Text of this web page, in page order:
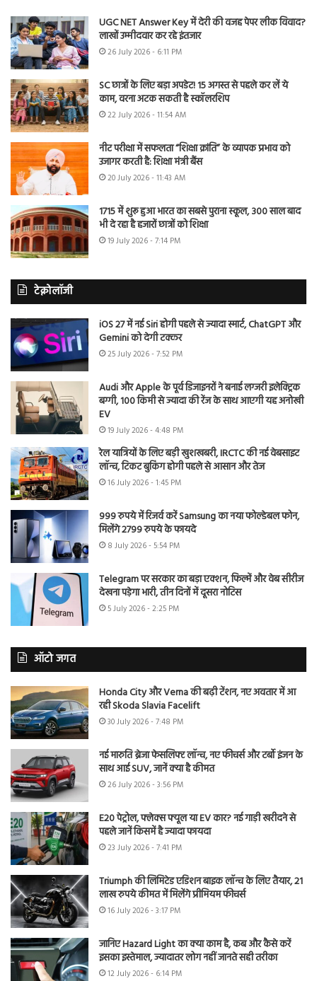
UGC NET Answer Key में देरी की वजह पेपर लीक विवाद?
लाखों उम्मीदवार कर रहे इंतजार
26 July 2026 - 6:11 PM
SC छात्रों के लिए बड़ा अपडेट! 15 अगस्त से पहले कर लें ये
काम, वरना अटक सकती है स्कॉलरशिप
22 July 2026 - 11:54 AM
नीट परीक्षा में सफलता “शिक्षा क्रांति” के व्यापक प्रभाव को
उजागर करती है: शिक्षा मंत्री बैंस
20 July 2026 - 11:43 AM
1715 में शुरू हुआ भारत का सबसे पुराना स्कूल, 300 साल बाद
भी दे रहा है हजारों छात्रों को शिक्षा
19 July 2026 - 7:14 PM
टेक्नोलॉजी
iOS 27 में नई Siri होगी पहले से ज्यादा स्मार्ट, ChatGPT और
Gemini को देगी टक्कर
25 July 2026 - 7:52 PM
Audi और Apple के पूर्व डिजाइनरों ने बनाई लग्जरी इलेक्ट्रिक
बग्गी, 100 किमी से ज्यादा की रेंज के साथ आएगी यह अनोखी
EV
19 July 2026 - 4:48 PM
रेल यात्रियों के लिए बड़ी खुशखबरी, IRCTC की नई वेबसाइट
लॉन्च, टिकट बुकिंग होगी पहले से आसान और तेज
16 July 2026 - 1:45 PM
999 रुपये में रिजर्व करें Samsung का नया फोल्डेबल फोन,
मिलेंगे 2799 रुपये के फायदे
8 July 2026 - 5:54 PM
Telegram पर सरकार का बड़ा एक्शन, फिल्में और वेब सीरीज
देखना पड़ेगा भारी, तीन दिनों में दूसरा नोटिस
5 July 2026 - 2:25 PM
ऑटो जगत
Honda City और Verna की बढ़ी टेंशन, नए अवतार में आ
रही Skoda Slavia Facelift
30 July 2026 - 7:48 PM
नई मारुति ब्रेजा फेसलिफ्ट लॉन्च, नए फीचर्स और टर्बो इंजन के
साथ आई SUV, जानें क्या है कीमत
26 July 2026 - 3:56 PM
E20 पेट्रोल, फ्लेक्स फ्यूल या EV कार? नई गाड़ी खरीदने से
पहले जानें किसमें है ज्यादा फायदा
23 July 2026 - 7:41 PM
Triumph की लिमिटेड एडिशन बाइक लॉन्च के लिए तैयार, 21
लाख रुपये कीमत में मिलेंगे प्रीमियम फीचर्स
16 July 2026 - 3:17 PM
जानिए Hazard Light का क्या काम है, कब और कैसे करें
इसका इस्तेमाल, ज्यादातर लोग नहीं जानते सही तरीका
12 July 2026 - 6:14 PM